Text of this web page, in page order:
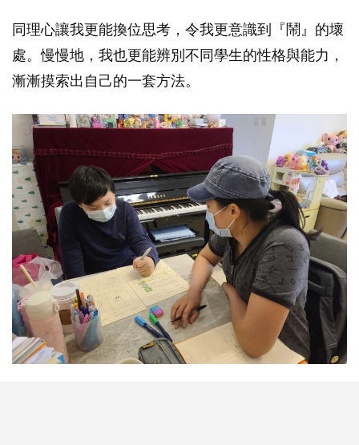
同理心讓我更能換位思考，令我更意識到『鬧』的壞
處。慢慢地，我也更能辨別不同學生的性格與能力，
漸漸摸索出自己的一套方法。